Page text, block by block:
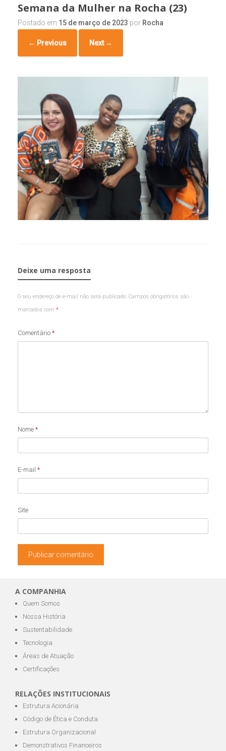
Semana da Mulher na Rocha (23)
Postado em 15 de março de 2023 por Rocha
← Previous Next →
Deixe uma resposta
O seu endereço de e-mail não será publicado. Campos obrigatórios são
marcados com *
Comentário *
Nome *
E-mail *
Site
A COMPANHIA
Quem Somos
Nossa História
Sustentabilidade
Tecnologia
Áreas de Atuação
Certificações
RELAÇÕES INSTITUCIONAIS
Estrutura Acionária
Código de Ética e Conduta
Estrutura Organizacional
Demonstrativos Financeiros